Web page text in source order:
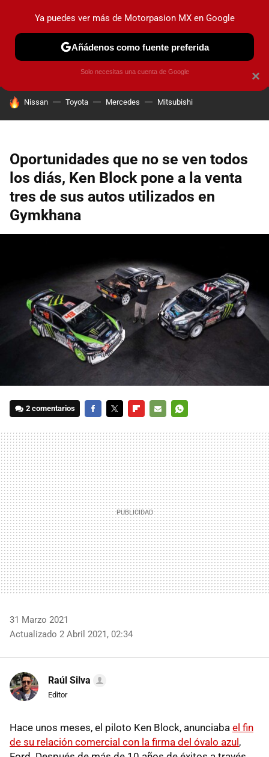
PRUEBAS INDUSTRIA HOY NO CIRCULA
HOY SE HABLA DE
Nissan Toyota Mercedes Mitsubishi
Oportunidades que no se ven todos
los diás, Ken Block pone a la venta
tres de sus autos utilizados en
Gymkhana
2 comentarios
MAIL
31 Marzo 2021
Actualizado 2 Abril 2021, 02:34
Raúl Silva
Editor
Hace unos meses, el piloto Ken Block, anunciaba el fin
de su relación comercial con la firma del óvalo azul,
×
Ya puedes ver más de Motorpasion MX en Google
Añádenos como fuente preferida
Solo necesitas una cuenta de Google